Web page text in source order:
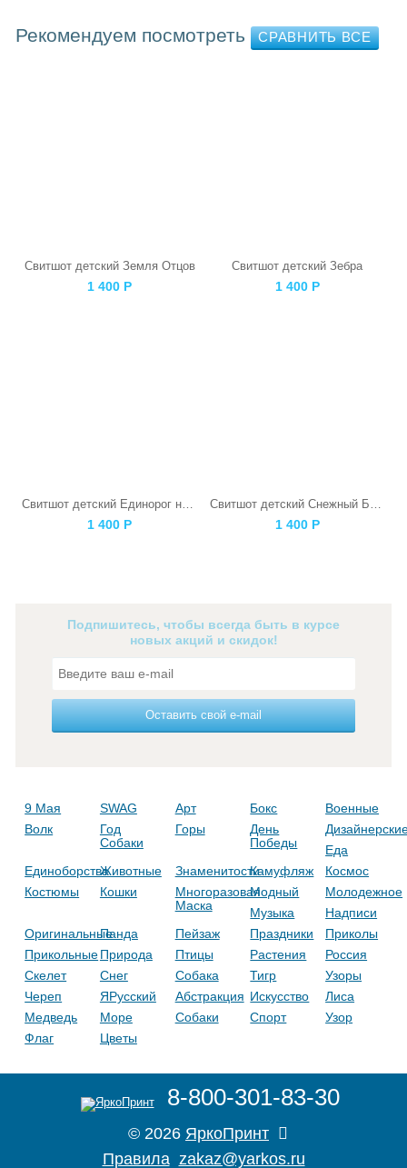
Рекомендуем посмотреть
Свитшот детский Земля Отцов
1 400 Р
Свитшот детский Зебра
1 400 Р
Свитшот детский Единорог на розовом
1 400 Р
Свитшот детский Снежный Барс
1 400 Р
Подпишитесь, чтобы всегда быть в курсе
новых акций и скидок!
Оставить свой e-mail
9 Мая SWAG Арт Бокс
Военные
Волк
Год
Собаки
Горы
День
Победы
Еда
ЕдиноборстваЖивотные ЗнаменитостиКамуфляж
Космос
Костюмы
Кошки
Многоразовая
Маска
Модный
Молодежное
Музыка
Надписи
ОригинальныеПанда Пейзаж Праздники
Приколы
ПрикольныеПрирода Птицы Растения
Россия
Скелет
Снег Собака Тигр
Узоры
Череп
ЯРусский Абстракция Искусство
Лиса
Медведь
Море Собаки Спорт
Узор
Флаг
Цветы
8-800-301-83-30
© 2026 ЯркоПринт
Правила zakaz@yarkos.ru